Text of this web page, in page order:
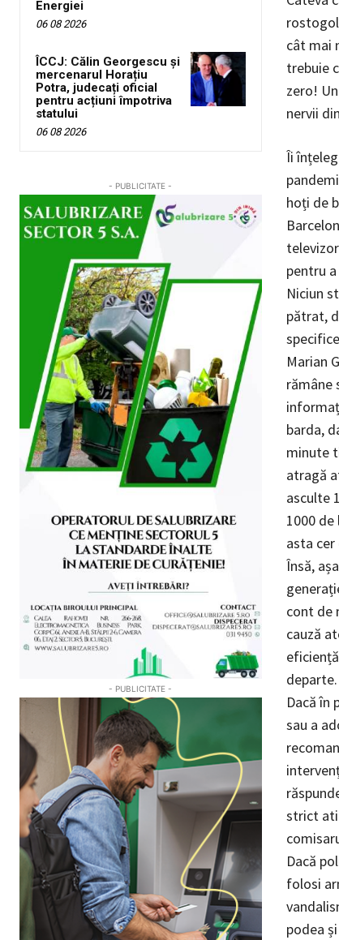
Energiei
06 08 2026
ÎCCJ: Călin Georgescu și
mercenarul Horațiu
Potra, judecați oficial
pentru acțiuni împotriva
statului
06 08 2026
- PUBLICITATE -
- PUBLICITATE -
cât mai
trebuie
zero!
nervii
Îi
hoți de
pentru
Niciun
pătrat,
Marian
rămâne
barda,
minute
atragă
asculte
1000 de
asta
Însă,
cont de
cauză
departe.
Dacă în
sau a
strict
Dacă
folosi
podea